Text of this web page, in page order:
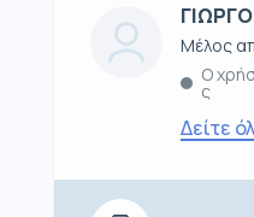
Μέλος
Ο
ς
Δείτε